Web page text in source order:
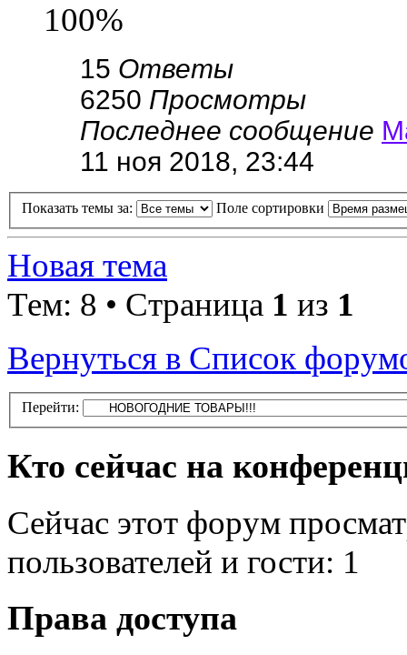
100%
15 Ответы
6250 Просмотры
Последнее сообщение
11 ноя 2018, 23:44
Показать темы за: Поле сортировки
Новая тема
Тем: 8 • Страница 1 из 1
Вернуться в Список
Перейти:
Кто сейчас на
Сейчас этот форум
пользователей и гости: 1
Права доступа